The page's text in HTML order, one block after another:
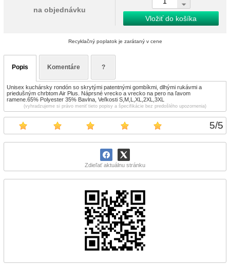
5/5
Zdieľať aktuálnu stránku
na objednávku
Vložiť do košíka
Recyklačný poplatok je zarátaný v cene
Popis Komentáre ?
Unisex kuchársky rondón so skrytými patentnými gombíkmi, dlhými rukávmi a
priedušným chrbtom Air Plus. Náprsné vrecko a vrecko na pero na ľavom
ramene.65% Polyester 35% Bavlna, Veľkosti S,M,L,XL,2XL,3XL
(vyhradzujeme si právo meniť tieto popisy a špecifikácie bez predošlého upozornenia)